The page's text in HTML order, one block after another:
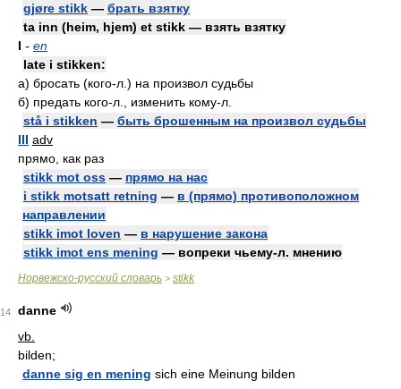
gjøre stikk — брать взятку
ta inn (heim, hjem) et stikk — взять взятку
I - en
late i stikken:
а) бросать (кого-л.) на произвол судьбы
б) предать кого-л., изменить кому-л.
stå i stikken — быть брошенным на произвол судьбы
III adv
прямо, как раз
stikk mot oss — прямо на нас
i stikk motsatt retning — в (прямо) противоположном
направлении
stikk imot loven — в нарушение закона
stikk imot ens mening — вопреки чьему-л. мнению
Норвежско-русский словарь > stikk
14
danne
vb.
bilden;
danne sig en mening sich eine Meinung bilden